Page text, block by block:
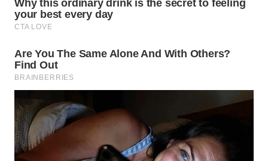
WN
KALTIM
WN
SULSEL
GORONTALO
WN
SULUT